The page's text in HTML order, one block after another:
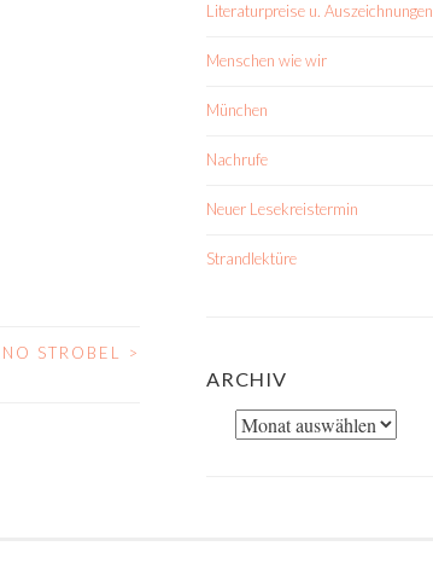
STROBEL >
Literaturpreise u. Auszeichnungen
Menschen wie wir
München
Nachrufe
Neuer Lesekreistermin
Strandlektüre
ARCHIV
Archiv